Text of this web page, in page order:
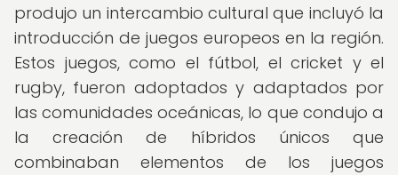
produjo un intercambio cultural que incluyó la
introducción de juegos europeos en la región.
Estos juegos, como el fútbol, el cricket y el
rugby, fueron adoptados y adaptados por
las comunidades oceánicas, lo que condujo a
la creación de híbridos únicos que
combinaban elementos de los juegos